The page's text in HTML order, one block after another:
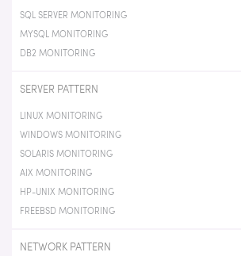
SQL SERVER MONITORING
MYSQL MONITORING
DB2 MONITORING
SERVER PATTERN
LINUX MONITORING
WINDOWS MONITORING
SOLARIS MONITORING
AIX MONITORING
HP-UNIX MONITORING
FREEBSD MONITORING
NETWORK PATTERN